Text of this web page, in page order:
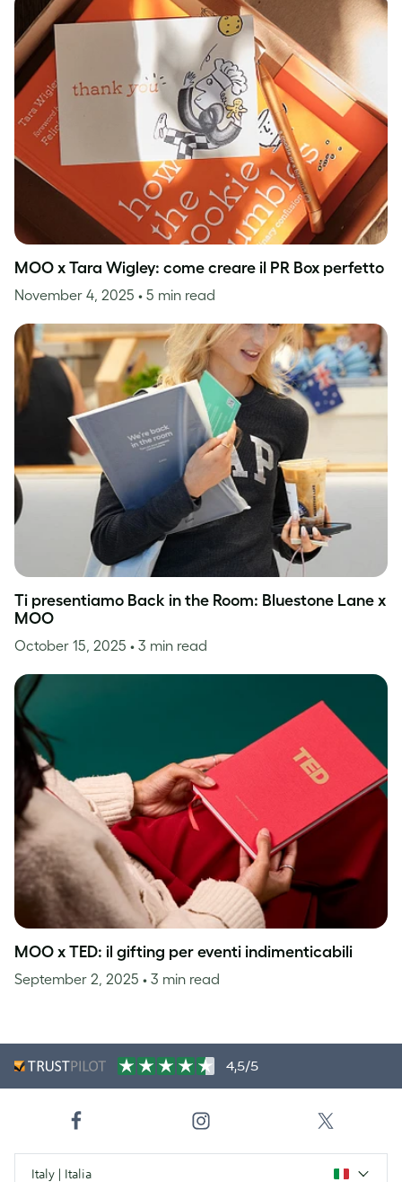
MOO x Tara Wigley: come creare il PR Box perfetto
November 4, 2025 • 5 min read
Ti presentiamo Back in the Room: Bluestone Lane x
MOO
October 15, 2025 • 3 min read
MOO x TED: il gifting per eventi indimenticabili
September 2, 2025 • 3 min read
4,5/5
Italy | Italia